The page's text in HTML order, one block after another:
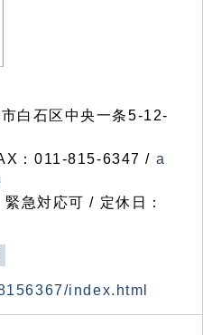
白石区中央一条5-12-
：011-815-6347 / a
急対応可 / 定休日：
index.html